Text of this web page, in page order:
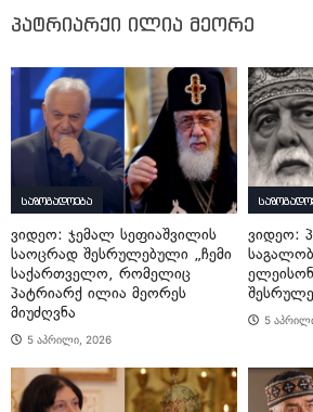
პატრიარქი ილია მეორე
საზოგადოება
ვიდეო: ჯემალ სეფიაშვილის
საოცრად შესრულებული „ჩემი
საქართველო, რომელიც
პატრიარქ ილია მეორეს
მიუძღვნა
5 აპრილი, 2026
ვიდეო:
5